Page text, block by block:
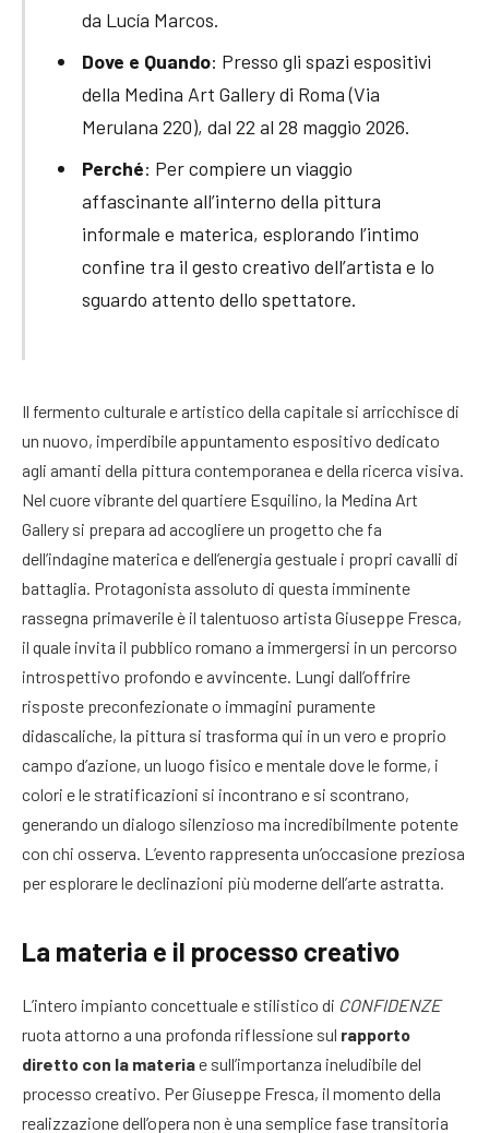
da Lucía Marcos.
Dove e Quando: Presso gli spazi espositivi
della Medina Art Gallery di Roma (Via
Merulana 220), dal 22 al 28 maggio 2026.
Perché: Per compiere un viaggio
affascinante all’interno della pittura
informale e materica, esplorando l’intimo
confine tra il gesto creativo dell’artista e lo
sguardo attento dello spettatore.
Il fermento culturale e artistico della capitale si arricchisce di
un nuovo, imperdibile appuntamento espositivo dedicato
agli amanti della pittura contemporanea e della ricerca visiva.
Nel cuore vibrante del quartiere Esquilino, la Medina Art
Gallery si prepara ad accogliere un progetto che fa
dell’indagine materica e dell’energia gestuale i propri cavalli di
battaglia. Protagonista assoluto di questa imminente
rassegna primaverile è il talentuoso artista Giuseppe Fresca,
il quale invita il pubblico romano a immergersi in un percorso
introspettivo profondo e avvincente. Lungi dall’offrire
risposte preconfezionate o immagini puramente
didascaliche, la pittura si trasforma qui in un vero e proprio
campo d’azione, un luogo fisico e mentale dove le forme, i
colori e le stratificazioni si incontrano e si scontrano,
generando un dialogo silenzioso ma incredibilmente potente
con chi osserva. L’evento rappresenta un’occasione preziosa
per esplorare le declinazioni più moderne dell’arte astratta.
La materia e il processo creativo
L’intero impianto concettuale e stilistico di CONFIDENZE
ruota attorno a una profonda riflessione sul rapporto
diretto con la materiae sull’importanza ineludibile del
processo creativo. Per Giuseppe Fresca, il momento della
realizzazione dell’opera non è una semplice fase transitoria